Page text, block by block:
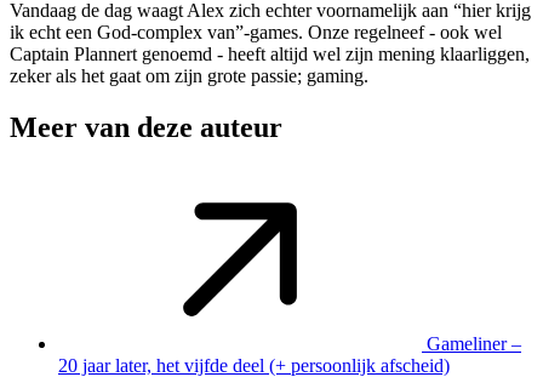
Vandaag de dag waagt Alex zich echter voornamelijk aan “hier krijg
ik echt een God-complex van”-games. Onze regelneef - ook wel
Captain Plannert genoemd - heeft altijd wel zijn mening klaarliggen,
zeker als het gaat om zijn grote passie; gaming.
Meer van deze auteur
Gameliner –
20 jaar later, het vijfde deel (+ persoonlijk afscheid)